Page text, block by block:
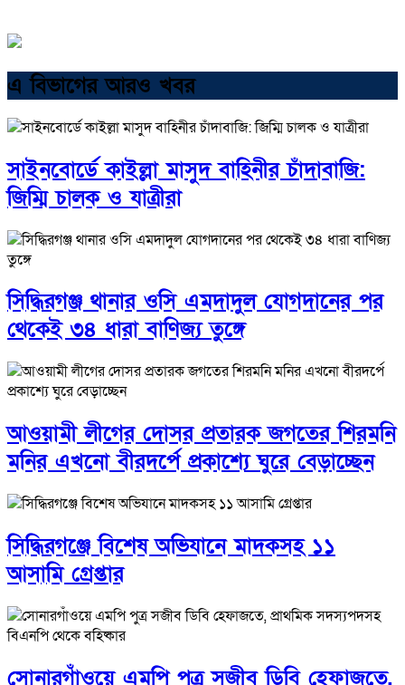
এ বিভাগের আরও খবর
সাইনবোর্ডে কাইল্লা মাসুদ বাহিনীর চাঁদাবাজি:
জিম্মি চালক ও যাত্রীরা
সিদ্ধিরগঞ্জ থানার ওসি এমদাদুল যোগদানের পর
থেকেই ৩৪ ধারা বাণিজ্য তুঙ্গে
আওয়ামী লীগের দোসর প্রতারক জগতের শিরমনি
মনির এখনো বীরদর্পে প্রকাশ্যে ঘুরে বেড়াচ্ছেন
সিদ্ধিরগঞ্জে বিশেষ অভিযানে মাদকসহ ১১
আসামি গ্রেপ্তার
সোনারগাঁওয়ে এমপি পুত্র সজীব ডিবি হেফাজতে,